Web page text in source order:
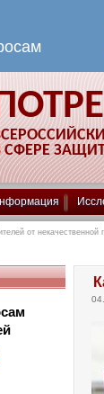
СФЕРЕ
от некачественной